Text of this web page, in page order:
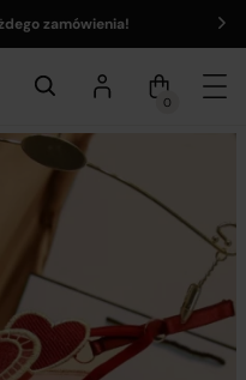
zamówienia!
0